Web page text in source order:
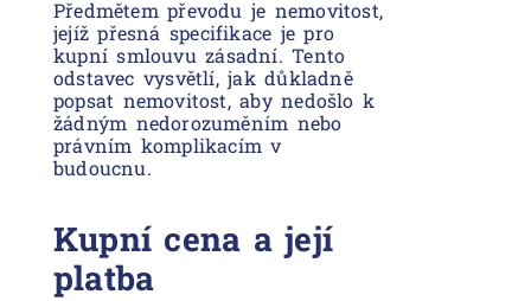
Předmětem převodu je nemovitost,
jejíž přesná specifikace je pro
kupní smlouvu zásadní. Tento
odstavec vysvětlí, jak důkladně
popsat nemovitost, aby nedošlo k
žádným nedorozuměním nebo
právním komplikacím v
budoucnu.
Kupní cena a její
platba